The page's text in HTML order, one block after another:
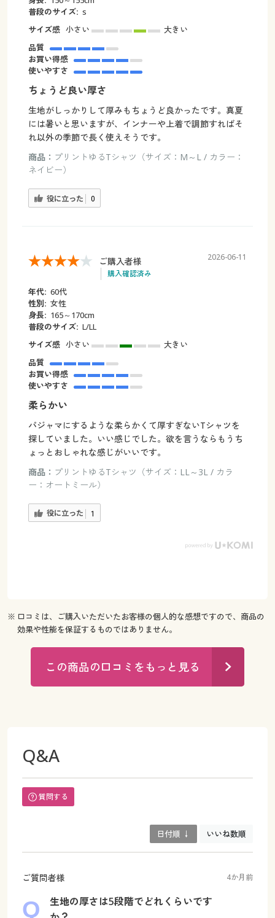
普段のサイズ: s
サイズ感 小さい
大きい
品質
お買い得感
使いやすさ
ちょうど良い厚さ
生地がしっかりして厚みもちょうど良かったです。真夏
には暑いと思いますが、インナーや上着で調節すればそ
れ以外の季節で長く使えそうです。
商品： プリントゆるTシャツ（サイズ：M～L / カラー：
ネイビー）
役に立った 0
ご購入者様
購入確認済み
2026-06-11
年代: 60代
性別: 女性
身長: 165～170cm
普段のサイズ: L/LL
サイズ感 小さい
大きい
品質
お買い得感
使いやすさ
柔らかい
パジャマにするような柔らかくて厚すぎないTシャツを
探していました。いい感じでした。欲を言うならもうち
ょっとおしゃれな感じがいいです。
商品： プリントゆるTシャツ（サイズ：LL～3L / カラ
ー：オートミール）
役に立った 1
※ 口コミは、ご購入いただいたお客様の個人的な感想ですので、商品の
効果や性能を保証するものではありません。
この商品の口コミをもっと見る
Q&A
質問する
日付順 ↓ いいね数順
ご質問者様 4か月前
生地の厚さは5段階でどれくらいです